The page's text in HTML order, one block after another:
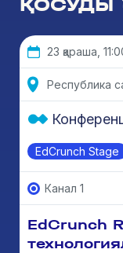
23 қараша,
Республика
EdCrunch Stage
Канал 1
EdCrunch